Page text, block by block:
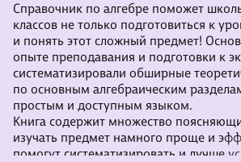
Справочник по алгебре поможет
классов не только подготовиться к
и понять этот сложный предмет!
опыте преподавания и подготовки к
систематизировали обширные
по основным алгебраическим
простым и доступным языком.
Книга содержит множество
изучать предмет намного проще и
помогут систематизировать и лучше